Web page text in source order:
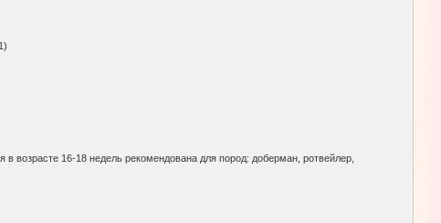
возрасте 16-18 недель рекомендована для пород: доберман, ротвейлер,